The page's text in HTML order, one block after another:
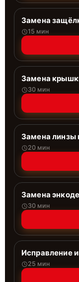
Замена
15 мин
Замена
30 мин
Замена линзы
20 мин
Замена
30 мин
Исправление
25 мин